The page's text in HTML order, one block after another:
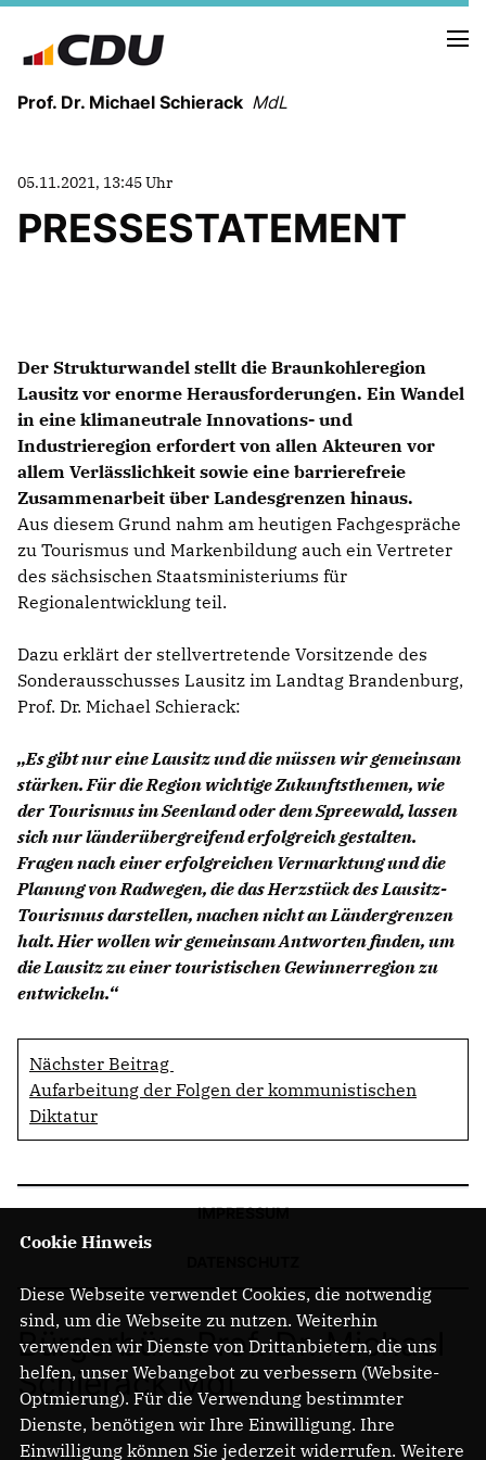
Prof. Dr. Michael Schierack MdL
POLITIK
SICHERHEIT UND ZUSAMMENHALT
MITTELSTAND UND INDUSTRIE
BILDUNG
IDENTITÄT
MEINE 10 PUNKTE
LINKS
05.11.2021, 13:45 Uhr
PRESSESTATEMENT
Der Strukturwandel stellt die Braunkohleregion
Lausitz vor enorme Herausforderungen. Ein Wandel
in eine klimaneutrale Innovations- und
Industrieregion erfordert von allen Akteuren vor
allem Verlässlichkeit sowie eine barrierefreie
Zusammenarbeit über Landesgrenzen hinaus.
Aus diesem Grund nahm am heutigen Fachgespräche
zu Tourismus und Markenbildung auch ein Vertreter
des sächsischen Staatsministeriums für
Regionalentwicklung teil.
Dazu erklärt der stellvertretende Vorsitzende des
Sonderausschusses Lausitz im Landtag Brandenburg,
Prof. Dr. Michael Schierack:
Es gibt nur eine Lausitz und die müssen wir gemeinsam
stärken. Für die Region wichtige Zukunftsthemen, wie
der Tourismus im Seenland oder dem Spreewald, lassen
sich nur länderübergreifend erfolgreich gestalten.
Fragen nach einer erfolgreichen Vermarktung und die
Planung von Radwegen, die das Herzstück des Lausitz-
Tourismus darstellen, machen nicht an Ländergrenzen
halt. Hier wollen wir gemeinsam Antworten finden, um
die Lausitz zu einer touristischen Gewinnerregion zu
entwickeln.“
Nächster Beitrag
Aufarbeitung der Folgen der kommunistischen
Diktatur
IMPRESSUM
Bürgerbüro Prof. Dr. Michael
Schierack MdL
Cookie Hinweis
Diese Webseite verwendet Cookies, die notwendig
sind, um die Webseite zu nutzen. Weiterhin
verwenden wir Dienste von Drittanbietern, die uns
helfen, unser Webangebot zu verbessern (Website-
Optmierung). Für die Verwendung bestimmter
Dienste, benötigen wir Ihre Einwilligung. Ihre
Einwilligung können Sie jederzeit widerrufen. Weitere